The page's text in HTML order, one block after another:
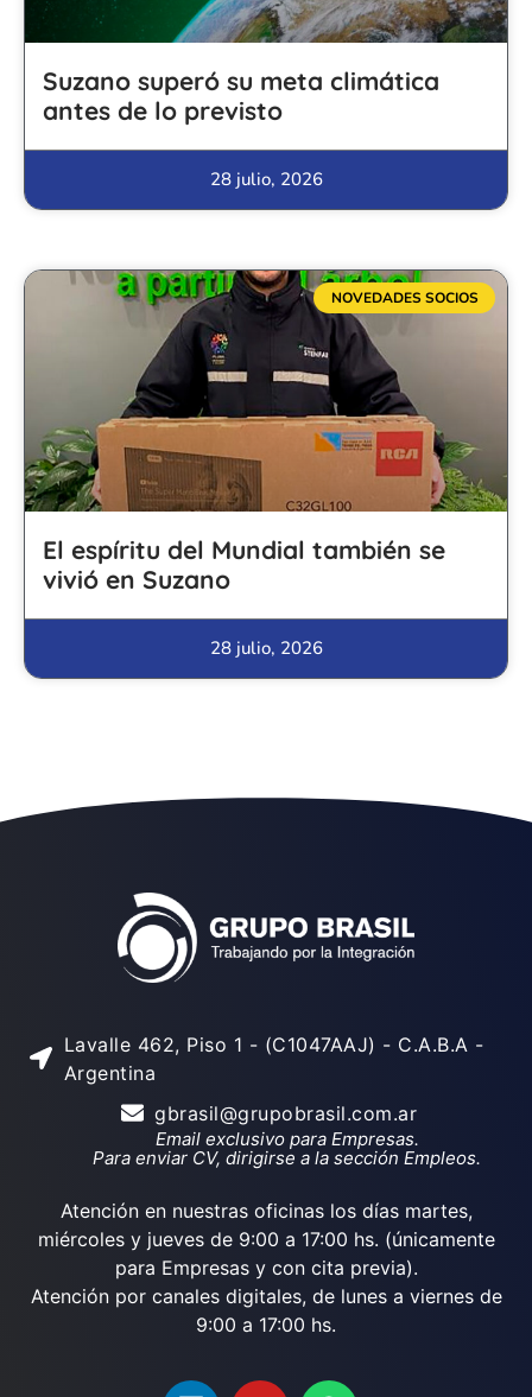
Suzano superó su meta climática
antes de lo previsto
28 julio, 2026
NOVEDADES SOCIOS
El espíritu del Mundial también se
vivió en Suzano
28 julio, 2026
Lavalle 462, Piso 1 - (C1047AAJ) - C.A.B.A -
Argentina
gbrasil@grupobrasil.com.ar
Email exclusivo para Empresas.
Para enviar CV, dirigirse a la sección Empleos.
Atención en nuestras oficinas los días martes,
miércoles y jueves de 9:00 a 17:00 hs. (únicamente
para Empresas y con cita previa).
Atención por canales digitales, de lunes a viernes de
9:00 a 17:00 hs.